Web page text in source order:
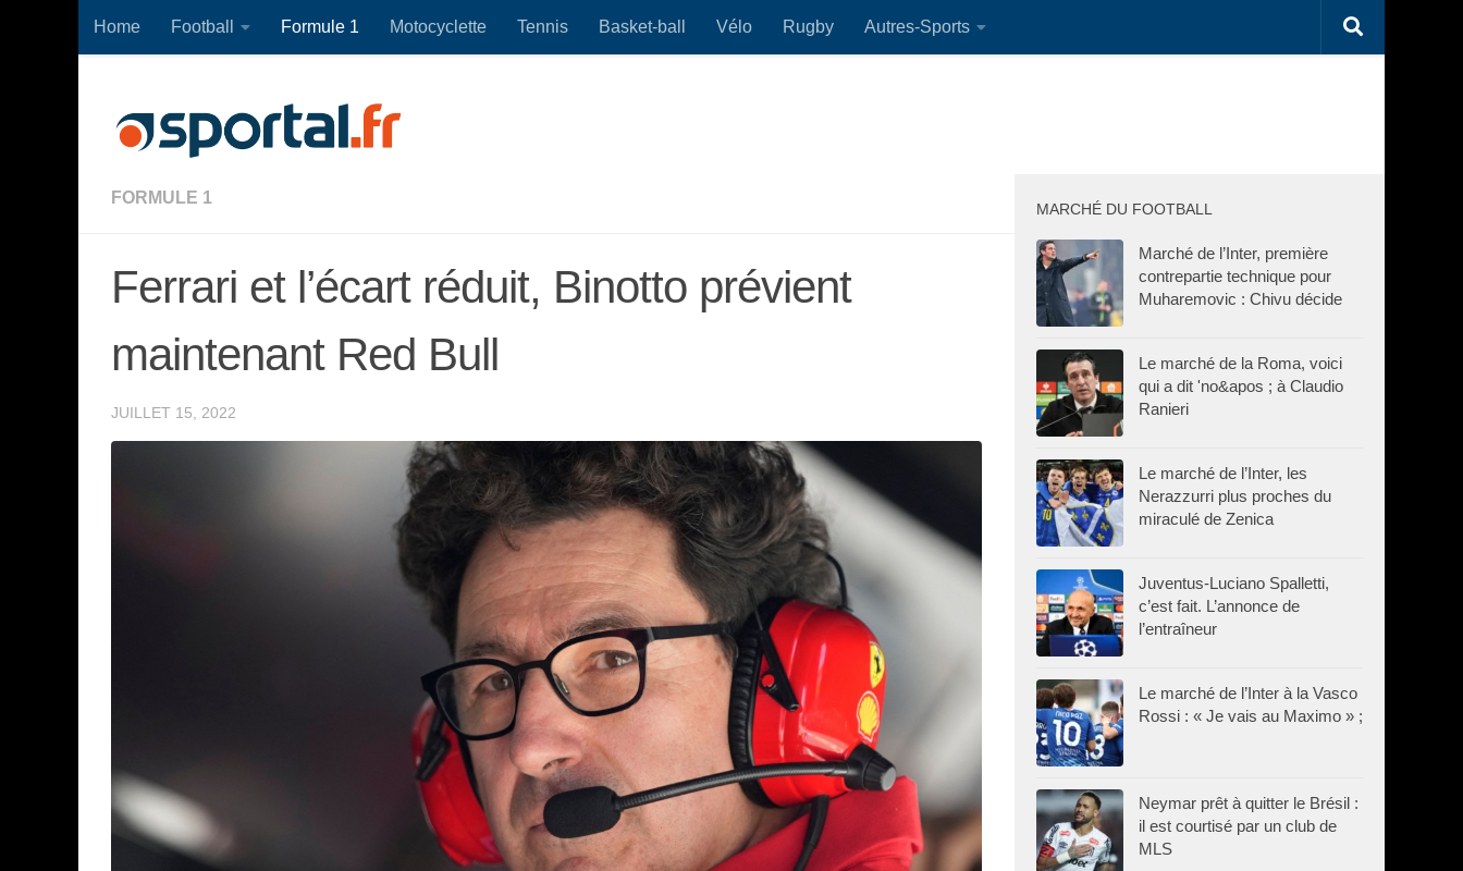
Skip to content
Home Football Formule 1 Motocyclette Tennis Basket-ball Vélo Rugby Autres-Sports
FORMULE 1
Ferrari et l’écart réduit, Binotto prévient
maintenant Red Bull
JUILLET 15, 2022
MARCHÉ DU FOOTBALL
Marché de l’Inter, première
contrepartie technique pour
Muharemovic : Chivu décide
Le marché de la Roma, voici
qui a dit 'no&apos ; à Claudio
Ranieri
Le marché de l’Inter, les
Nerazzurri plus proches du
miraculé de Zenica
Juventus-Luciano Spalletti,
c’est fait. L’annonce de
l’entraîneur
Le marché de l’Inter à la Vasco
Rossi : « Je vais au Maximo » ;
Neymar prêt à quitter le Brésil :
il est courtisé par un club de
MLS